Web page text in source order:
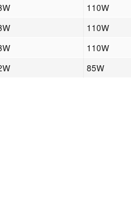
110W
110W
110W
85W